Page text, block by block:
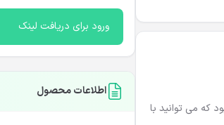
که می توانید با
ورود برای دریافت لینک
اطلاعات محصول